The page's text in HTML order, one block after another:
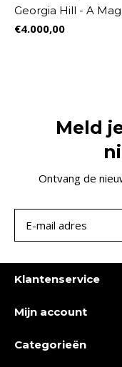
Georgia Hill - A
€4.000,00
Meld
Ontvang de
Klantenservice
Mijn account
Categorieën